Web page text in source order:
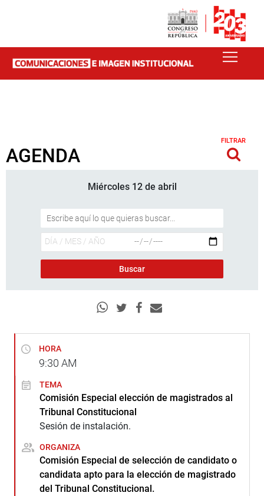
AGENDA
FILTRAR
Miércoles 12 de abril
HORA
9:30 AM
TEMA
Comisión Especial elección de magistrados al
Tribunal Constitucional
Sesión de instalación.
ORGANIZA
Comisión Especial de selección de candidato o
candidata apto para la elección de magistrado
del Tribunal Constitucional.